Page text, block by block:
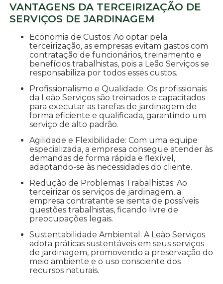
VANTAGENS DA TERCEIRIZAÇÃO DE
SERVIÇOS DE JARDINAGEM
Economia de Custos: Ao optar pela
terceirização, as empresas evitam gastos com
contratação de funcionários, treinamento e
benefícios trabalhistas, pois a Leão Serviços se
responsabiliza por todos esses custos.
Profissionalismo e Qualidade: Os profissionais
da Leão Serviços são treinados e capacitados
para executar as tarefas de jardinagem de
forma eficiente e qualificada, garantindo um
serviço de alto padrão.
Agilidade e Flexibilidade: Com uma equipe
especializada, a empresa consegue atender às
demandas de forma rápida e flexível,
adaptando-se às necessidades do cliente.
Redução de Problemas Trabalhistas: Ao
terceirizar os serviços de jardinagem, a
empresa contratante se isenta de possíveis
questões trabalhistas, ficando livre de
preocupações legais.
Sustentabilidade Ambiental: A Leão Serviços
adota práticas sustentáveis em seus serviços
de jardinagem, promovendo a preservação do
meio ambiente e o uso consciente dos
recursos naturais.